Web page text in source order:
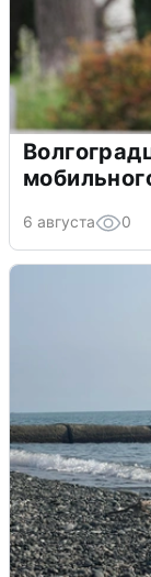
6 августа 0